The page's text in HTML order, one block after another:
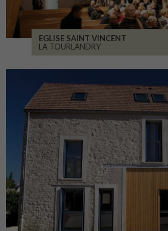
EGLISE SAINT VINCENT
LA TOURLANDRY